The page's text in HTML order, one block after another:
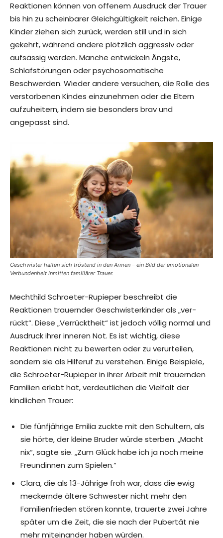
Reaktionen können von offenem Ausdruck der Trauer
bis hin zu scheinbarer Gleichgültigkeit reichen. Einige
Kinder ziehen sich zurück, werden still und in sich
gekehrt, während andere plötzlich aggressiv oder
aufsässig werden. Manche entwickeln Ängste,
Schlafstörungen oder psychosomatische
Beschwerden. Wieder andere versuchen, die Rolle des
verstorbenen Kindes einzunehmen oder die Eltern
aufzuheitern, indem sie besonders brav und
angepasst sind.
Geschwister halten sich tröstend in den Armen – ein Bild der emotionalen
Verbundenheit inmitten familiärer Trauer.
Mechthild Schroeter-Rupieper beschreibt die
Reaktionen trauernder Geschwisterkinder als „ver-
rückt“. Diese „Verrücktheit“ ist jedoch völlig normal und
Ausdruck ihrer inneren Not. Es ist wichtig, diese
Reaktionen nicht zu bewerten oder zu verurteilen,
sondern sie als Hilferuf zu verstehen. Einige Beispiele,
die Schroeter-Rupieper in ihrer Arbeit mit trauernden
Familien erlebt hat, verdeutlichen die Vielfalt der
kindlichen Trauer:
Die fünfjährige Emilia zuckte mit den Schultern, als
sie hörte, der kleine Bruder würde sterben. „Macht
nix“, sagte sie. „Zum Glück habe ich ja noch meine
Freundinnen zum Spielen.“
Clara, die als 13-Jährige froh war, dass die ewig
meckernde ältere Schwester nicht mehr den
Familienfrieden stören konnte, trauerte zwei Jahre
später um die Zeit, die sie nach der Pubertät nie
mehr miteinander haben würden.